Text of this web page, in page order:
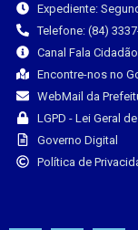
Expediente:
Telefone: (84)
Canal Fala Cidadão
Encontre-nos no
WebMail da
LGPD - Lei Geral
Governo Digital
Política de